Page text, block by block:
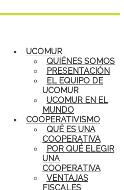
UCOMUR
QUIÉNES SOMOS
PRESENTACIÓN
EL EQUIPO DE
UCOMUR
UCOMUR EN EL
MUNDO
COOPERATIVISMO
QUÉ ES UNA
COOPERATIVA
POR QUÉ ELEGIR
UNA
COOPERATIVA
VENTAJAS
FISCALES